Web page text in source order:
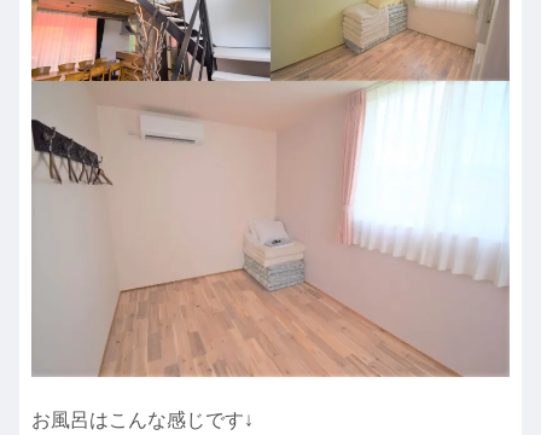
お風呂はこんな感じです↓